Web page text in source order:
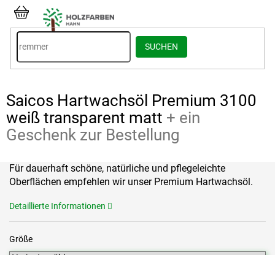
Inhalt
springen
SUCHEN
WARENKORB
Saicos Hartwachsöl Premium 3100
weiß transparent matt + ein
Geschenk zur Bestellung
Größe
Für dauerhaft schöne, natürliche und pflegeleichte
Oberflächen empfehlen wir unser Premium Hartwachsöl.
Detaillierte Informationen